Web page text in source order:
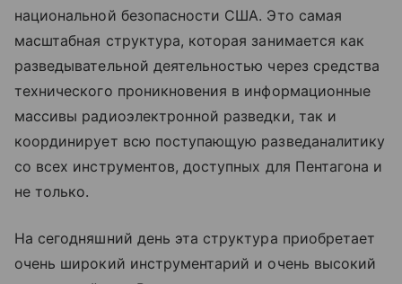
национальной безопасности США. Это самая
масштабная структура, которая занимается как
разведывательной деятельностью через средства
технического проникновения в информационные
массивы радиоэлектронной разведки, так и
координирует всю поступающую разведаналитику
со всех инструментов, доступных для Пентагона и
не только.
На сегодняшний день эта структура приобретает
очень широкий инструментарий и очень высокий